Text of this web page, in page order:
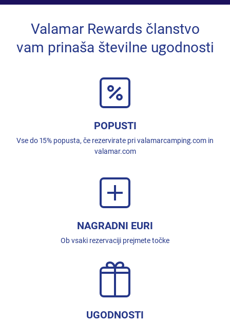
Valamar Rewards članstvo
vam prinaša številne ugodnosti
POPUSTI
Vse do 15% popusta, če rezervirate pri valamarcamping.com in
valamar.com
NAGRADNI EURI
Ob vsaki rezervaciji prejmete točke
UGODNOSTI